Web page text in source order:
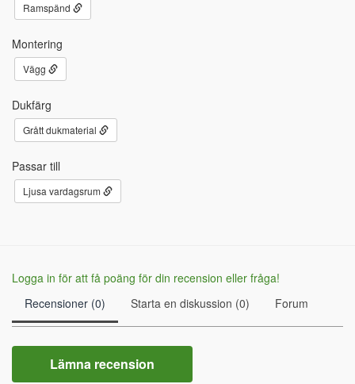
Ramspänd
Montering
Vägg
Dukfärg
Grått dukmaterial
Passar till
Ljusa vardagsrum
Logga in för att få poäng för din recension eller fråga!
Recensioner (0)
Starta en diskussion (0) Forum
Lämna recension